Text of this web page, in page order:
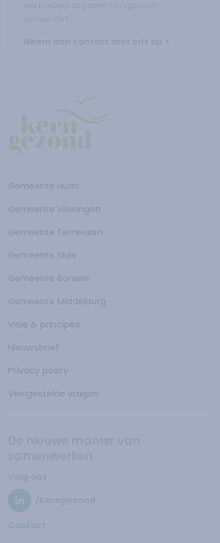
Neem dan contact met ons op
Gemeente Hulst
Gemeente Vlissingen
Gemeente Terneuzen
Gemeente Sluis
Gemeente Borsele
Gemeente Middelburg
Visie & principes
Nieuwsbrief
Privacy policy
Veelgestelde vragen
De nieuwe manier van
samenwerken
Volg ons
/Kerngezond
Contact